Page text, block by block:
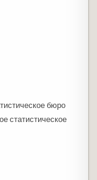
бюро
статистическое